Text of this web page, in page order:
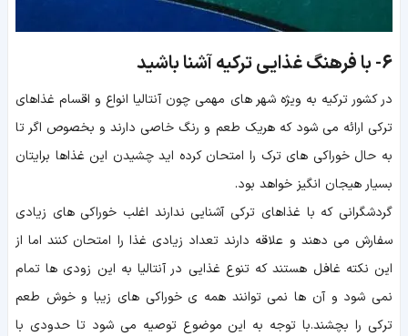
6- با فرهنگ غذایی ترکیه آشنا باشید
در کشور ترکیه به ویژه شهر های مهمی چون آنتالیا انواع و اقسام غذاهای
ترکی ارائه می شود که هریک طعم و رنگ خاصی دارند و بخصوص اگر تا
به حال خوراکی های ترک را امتحان کرده اید چشیدن این غذاها برایتان
بسیار هیجان انگیز خواهد بود.
گردشگرانی که با غذاهای ترکی آشنایی ندارند اغلب خوراکی های زیادی
سفارش می دهند و علاقه دارند تعداد زیادی غذا را امتحان کنند اما از
این نکته غافل هستند که تنوع غذایی در آنتالیا به این زودی ها تمام
نمی شود و آن ها نمی توانند همه ی خوراکی های زیبا و خوش طعم
ترکی را بچشند.با توجه به این موضوع توصیه می شود تا حدودی با